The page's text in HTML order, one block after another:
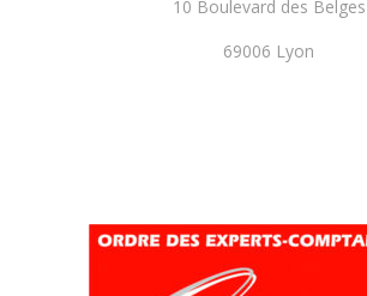
10 Boulevard des Belges
69006 Lyon